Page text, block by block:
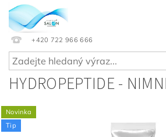
+420 722 966 666
HYDROPEPTIDE -
Novinka
Tip